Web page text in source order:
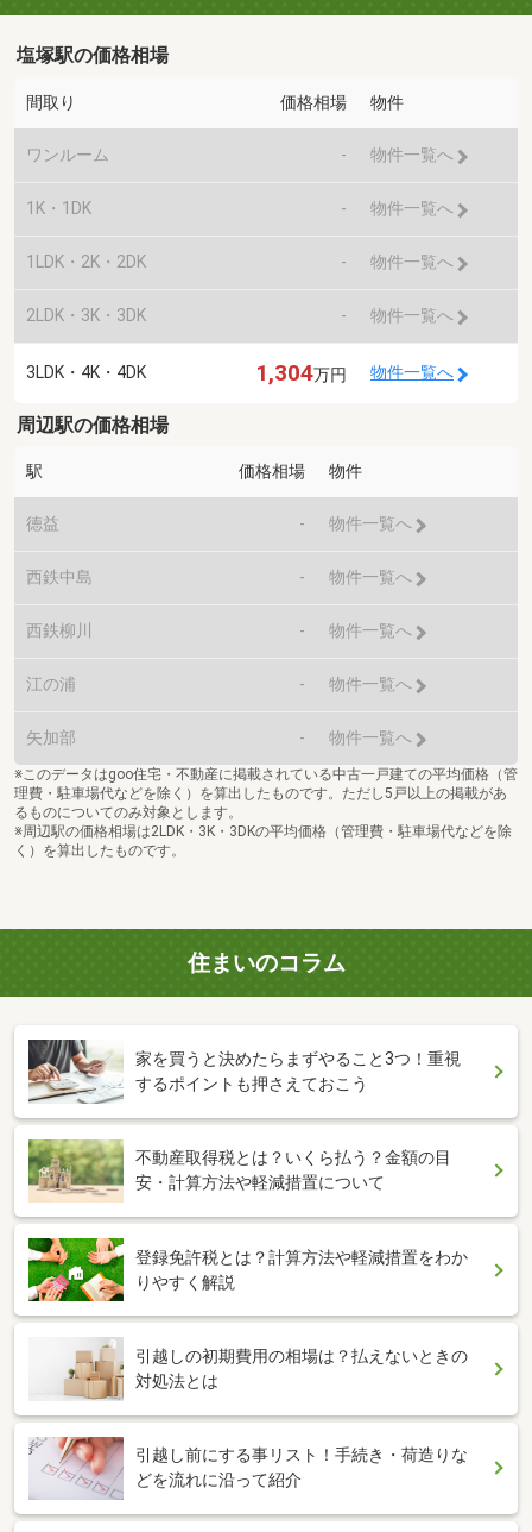
塩塚駅の価格相場
間取り 価格相場 物件
ワンルーム - 物件一覧へ
1K・1DK - 物件一覧へ
1LDK・2K・2DK - 物件一覧へ
2LDK・3K・3DK - 物件一覧へ
3LDK・4K・4DK 1,304万円 物件一覧へ
周辺駅の価格相場
駅 価格相場 物件
徳益 - 物件一覧へ
西鉄中島 - 物件一覧へ
西鉄柳川 - 物件一覧へ
江の浦 - 物件一覧へ
矢加部 - 物件一覧へ
※このデータはgoo住宅・不動産に掲載されている中古一戸建ての平均価格（管
理費・駐車場代などを除く）を算出したものです。ただし5戸以上の掲載があ
るものについてのみ対象とします。
※周辺駅の価格相場は2LDK・3K・3DKの平均価格（管理費・駐車場代などを除
く）を算出したものです。
住まいのコラム
家を買うと決めたらまずやること3つ！重視
するポイントも押さえておこう
不動産取得税とは？いくら払う？金額の目
安・計算方法や軽減措置について
登録免許税とは？計算方法や軽減措置をわか
りやすく解説
引越しの初期費用の相場は？払えないときの
対処法とは
引越し前にする事リスト！手続き・荷造りな
どを流れに沿って紹介